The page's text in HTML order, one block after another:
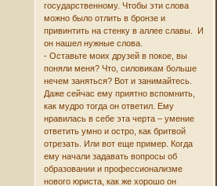
государственному. Чтобы эти слова
можно было отлить в бронзе и
привинтить на стенку в аллее славы. И
он нашел нужные слова.
- Оставьте моих друзей в покое, вы
поняли меня? Что, силовикам больше
нечем заняться? Вот и занимайтесь.
Даже сейчас ему приятно вспомнить,
как мудро тогда он ответил. Ему
нравилась в себе эта черта – умение
ответить умно и остро, как бритвой
отрезать. Или вот еще пример. Когда
ему начали задавать вопросы об
образовании и профессионализме
нового юриста, как же хорошо он